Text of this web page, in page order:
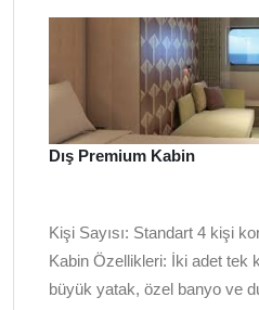
Dış Premium Kabin
Kişi Sayısı: Standart 4 kişi
Kabin Özellikleri: İki adet tek
büyük yatak, özel banyo ve